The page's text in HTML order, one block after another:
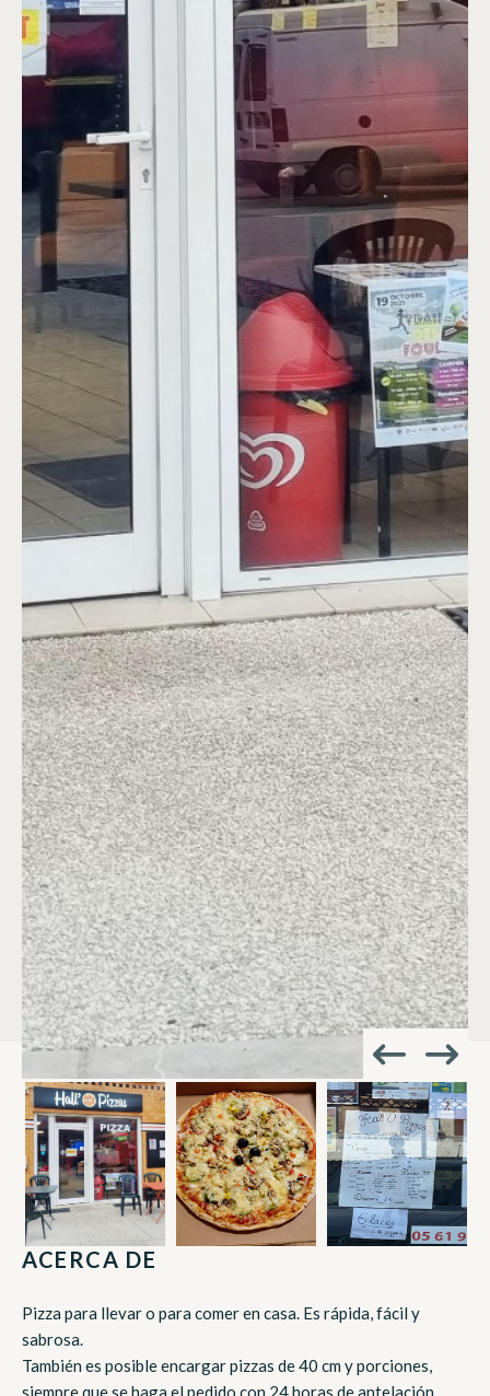
ACERCA DE
Pizza para llevar o para comer en casa. Es rápida, fácil y
sabrosa.
También es posible encargar pizzas de 40 cm y porciones,
siempre que se haga el pedido con 24 horas de antelación.